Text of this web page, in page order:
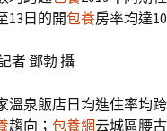
13日的開包養房率均達
者 鄧勃 攝
溫泉飯店日均進住率均
趨向； 包養網云城區腰